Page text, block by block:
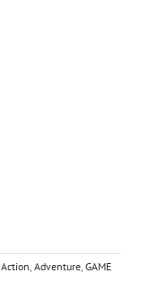
Action, Adventure, GAME